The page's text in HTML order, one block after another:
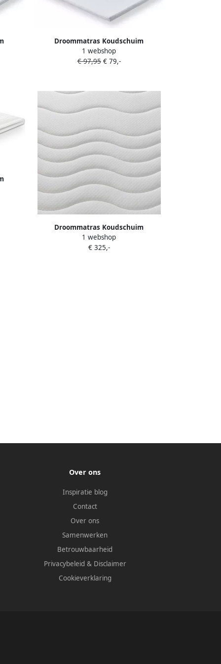
Droommatras Koudschuim
Topdekmatras topper 140x210 dikte 7
cm
1 webshop
€ 97,95€ 79,-
Droommatras Koudschuim
Topdekmatras topper 200x200 dikte 7
cm
1 webshop
€ 325,-
Over ons
Inspiratie blog
Contact
Over ons
Samenwerken
Betrouwbaarheid
Privacybeleid & Disclaimer
Cookieverklaring